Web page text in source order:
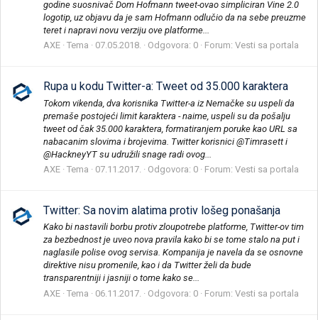
godine suosnivač Dom Hofmann tweet-ovao simpliciran Vine 2.0
logotip, uz objavu da je sam Hofmann odlučio da na sebe preuzme
teret i napravi novu verziju ove platforme...
AXE Tema 07.05.2018. Odgovora: 0 Forum: Vesti sa portala
Rupa u kodu Twitter-a: Tweet od 35.000 karaktera
Tokom vikenda, dva korisnika Twitter-a iz Nemačke su uspeli da
premaše postojeći limit karaktera - naime, uspeli su da pošalju
tweet od čak 35.000 karaktera, formatiranjem poruke kao URL sa
nabacanim slovima i brojevima. Twitter korisnici @Timrasett i
@HackneyYT su udružili snage radi ovog...
AXE Tema 07.11.2017. Odgovora: 0 Forum: Vesti sa portala
Twitter: Sa novim alatima protiv lošeg ponašanja
Kako bi nastavili borbu protiv zloupotrebe platforme, Twitter-ov tim
za bezbednost je uveo nova pravila kako bi se tome stalo na put i
naglasile polise ovog servisa. Kompanija je navela da se osnovne
direktive nisu promenile, kao i da Twitter želi da bude
transparentniji i jasniji o tome kako se...
AXE Tema 06.11.2017. Odgovora: 0 Forum: Vesti sa portala